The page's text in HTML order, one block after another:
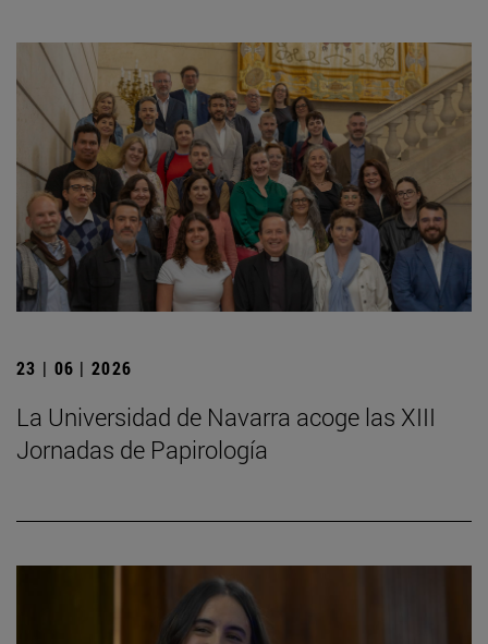
23 | 06 | 2026
La Universidad de Navarra acoge las XIII
Jornadas de Papirología